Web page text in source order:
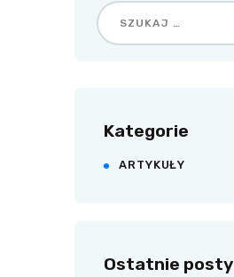
Kategorie
ARTYKUŁY
Ostatnie posty